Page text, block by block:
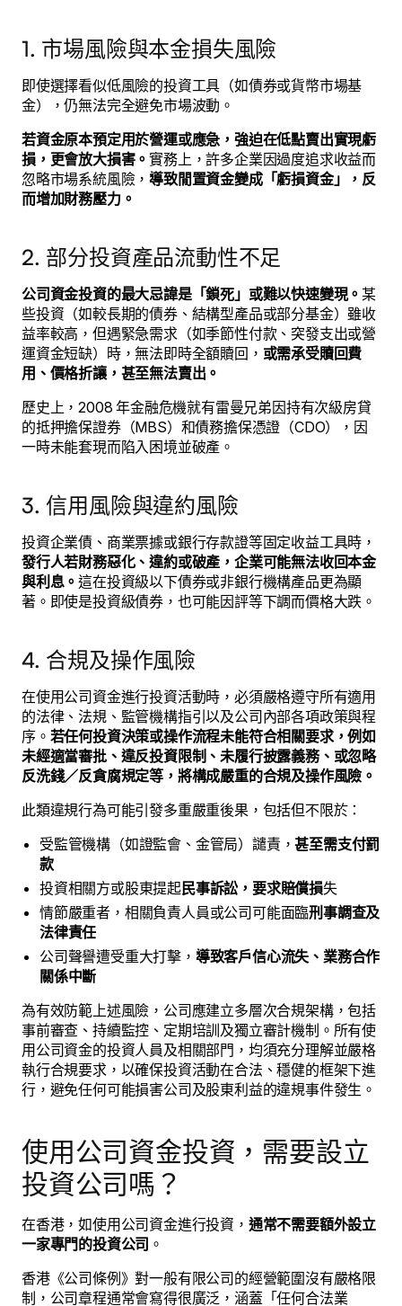
1. 市場風險與本金損失風險
即使選擇看似低風險的投資工具（如債券或貨幣市場基
金），仍無法完全避免市場波動。
若資金原本預定用於營運或應急，強迫在低點賣出實現虧
損，更會放大損害。實務上，許多企業因過度追求收益而
忽略市場系統風險，導致閒置資金變成「虧損資金」，反
而增加財務壓力。
2. 部分投資產品流動性不足
公司資金投資的最大忌諱是「鎖死」或難以快速變現。 某
些投資（如較長期的債券、結構型產品或部分基金）雖收
益率較高，但遇緊急需求（如季節性付款、突發支出或營
運資金短缺）時，無法即時全額贖回， 或需承受贖回費
用、價格折讓，甚至無法賣出。
歷史上，2008 年金融危機就有雷曼兄弟因持有次級房貸
的抵押擔保證券（MBS）和債務擔保憑證（CDO），因
一時未能套現而陷入困境並破產。
3. 信用風險與違約風險
投資企業債、商業票據或銀行存款證等固定收益工具時，
發行人若財務惡化、違約或破產，企業可能無法收回本金
與利息。這在投資級以下債券或非銀行機構產品更為顯
著。即使是投資級債券，也可能因評等下調而價格大跌。
4. 合規及操作風險
在使用公司資金進行投資活動時，必須嚴格遵守所有適用
的法律、法規、監管機構指引以及公司內部各項政策與程
序。 若任何投資決策或操作流程未能符合相關要求，例如
未經適當審批、違反投資限制、未履行披露義務、或忽略
反洗錢／反貪腐規定等，將構成嚴重的合規及操作風險。
此類違規行為可能引發多重嚴重後果，包括但不限於：
受監管機構（如證監會、金管局）譴責，甚至需支付罰
款
投資相關方或股東提起民事訴訟，要求賠償損失
情節嚴重者，相關負責人員或公司可能面臨刑事調查及
法律責任
公司聲譽遭受重大打擊， 導致客戶信心流失、業務合作
關係中斷
為有效防範上述風險，公司應建立多層次合規架構，包括
事前審查、持續監控、定期培訓及獨立審計機制。所有使
用公司資金的投資人員及相關部門，均須充分理解並嚴格
執行合規要求，以確保投資活動在合法、穩健的框架下進
行，避免任何可能損害公司及股東利益的違規事件發生。
使用公司資金投資，需要設立
投資公司嗎？
在香港，如使用公司資金進行投資， 通常不需要額外設立
一家專門的投資公司 。
香港《公司條例》對一般有限公司的經營範圍沒有嚴格限
制，公司章程通常會寫得很廣泛，涵蓋「任何合法業